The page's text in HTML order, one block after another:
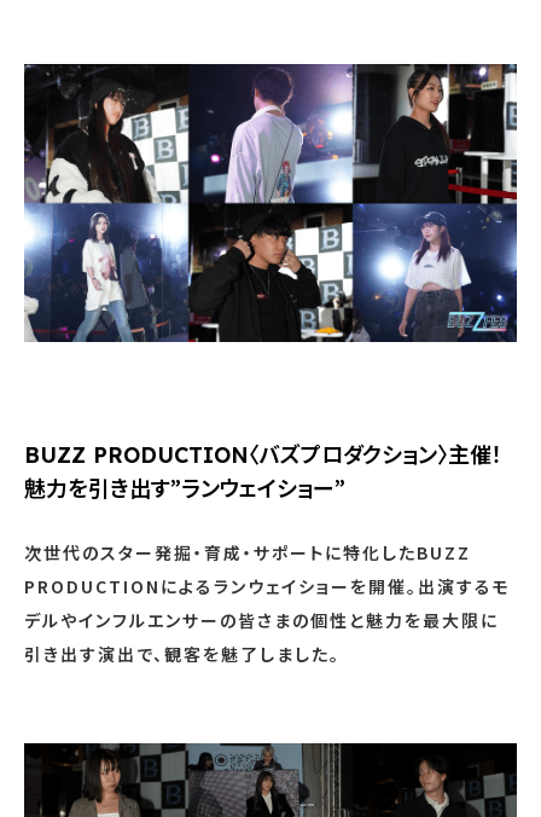
BUZZ PRODUCTION〈バズプロダクション〉主催！
魅力を引き出す”ランウェイショー”
次世代のスター発掘・育成・サポートに特化したBUZZ
PRODUCTIONによるランウェイショーを開催。出演するモ
デルやインフルエンサーの皆さまの個性と魅力を最大限に
引き出す演出で、観客を魅了しました。